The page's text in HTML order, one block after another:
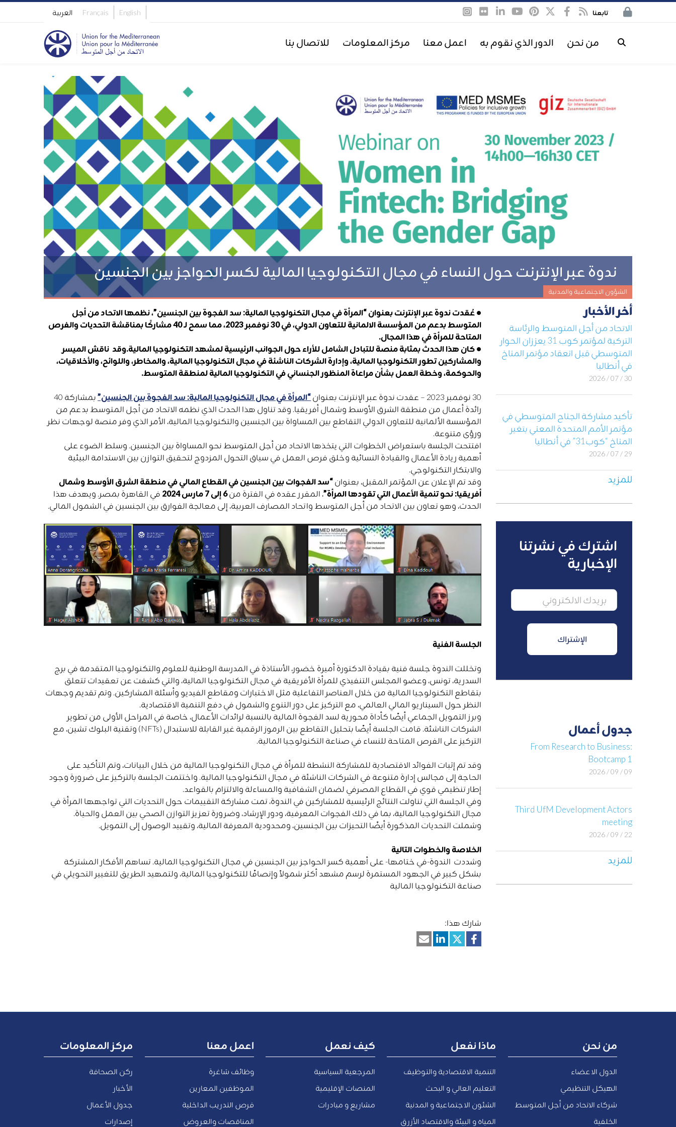
English
Français العربية تابعنا
من نحن الدور الذي نقوم به اعمل معنا مركز المعلومات للاتصال بنا
ندوة عبر الإنترنت حول النساء في مجال التكنولوجيا المالية لكسر الحواجز بين الجنسين
الشؤون الاجتماعية والمدنية
• عُقدت ندوة عبر الإنترنت بعنوان “المرأة في مجال التكنولوجيا المالية: سد الفجوة بين الجنسين”، نظمها الاتحاد من أجل
المتوسط ​​بدعم من المؤسسة الالمانية للتعاون الدولي، في 30 نوفمبر 2023، مما سمح لـ 40 مشاركًا بمناقشة التحديات والفرص
المتاحة للمرأة في هذا المجال.
• كان هذا الحدث بمثابة منصة للتبادل الشامل للأراء حول الجوانب الرئيسية لمشهد التكنولوجيا المالية.وقد ناقش الميسر
والمشاركين تطور التكنولوجيا المالية، وإدارة الشركات الناشئة في مجال التكنولوجيا المالية، والمخاطر، واللوائح، والأخلاقيات،
والحوكمة، وخطة العمل بشأن مراعاة المنظور الجنساني في التكنولوجيا المالية لمنطقة المتوسط.
30 نوفمبر 2023 – عقدت ندوة عبر الإنترنت بعنوان “المرأة في مجال التكنولوجيا المالية: سد الفجوة بين الجنسين”
بمشاركة 40
رائدة أعمال من منطقة الشرق الأوسط وشمال أفريقيا. وقد تناول هذا الحدث الذي نظمه الاتحاد من أجل المتوسط ​​بدعم من
المؤسسة الألمانية للتعاون الدولي التقاطع بين المساواة بين الجنسين والتكنولوجيا المالية، الأمر الذي وفر منصة لوجهات نظر
ورؤى متنوعة.
افتتحت الجلسة باستعراض الخطوات التي يتخذها الاتحاد من أجل المتوسط ​​نحو المساواة بين الجنسين. وسلط الضوء على
أهمية ريادة الأعمال والقيادة النسائية وخلق فرص العمل في سياق التحول المزدوج لتحقيق التوازن بين الاستدامة البيئية
والابتكار التكنولوجي.
وقد تم الإعلان عن المؤتمر المقبل، بعنوان “سد الفجوات بين الجنسين في القطاع المالي في منطقة الشرق الأوسط وشمال
أفريقيا: نحو تنمية الأعمال التي تقودها المرأة”، المقرر عقده في الفترة من6 إلى 7 مارس 2024
في القاهرة بمصر. ويهدف هذا
الحدث، وهو تعاون بين الاتحاد من أجل المتوسط ​​واتحاد المصارف العربية، إلى معالجة الفوارق بين الجنسين في الشمول المالي.
الجلسة الفنية
وتخللت الندوة جلسة فنية بقيادة الدكتورة أميرة خضور، الأستاذة في المدرسة الوطنية للعلوم والتكنولوجيا المتقدمة في برج
السدرية، تونس، وعضو المجلس التنفيذي للمرأة الأفريقية في مجال التكنولوجيا المالية، والتي كشفت عن تعقيدات تتعلق
بتقاطع التكنولوجيا المالية من خلال العناصر التفاعلية مثل الاختبارات ومقاطع الفيديو وأسئلة المشاركين. وتم تقديم وجهات
النظر حول السيناريو المالي العالمي، مع التركيز على دور التنوع والشمول في دفع التنمية الاقتصادية.
وبرز التمويل الجماعي أيضًا كأداة محورية لسد الفجوة المالية بالنسبة لرائدات الأعمال، خاصة في المراحل الأولى من تطوير
الشركات الناشئة. قامت الجلسة أيضًا بتحليل التقاطع بين الرموز الرقمية غير القابلة للاستبدال (NFTs) وتقنية البلوك تشين، مع
التركيز على الفرص المتاحة للنساء في صناعة التكنولوجيا المالية.
وقد تم إثبات الفوائد الاقتصادية للمشاركة النشطة للمرأة في مجال التكنولوجيا المالية من خلال البيانات، وتم التأكيد على
الحاجة إلى مجالس إدارة متنوعة في الشركات الناشئة في مجال التكنولوجيا المالية. واختتمت الجلسة بالتركيز على ضرورة وجود
إطار تنظيمي قوي في القطاع المصرفي لضمان الشفافية والمساءلة والالتزام بالقواعد.
وفي الجلسة التي تناولت النتائج الرئيسية للمشاركين في الندوة، تمت مشاركة التقييمات حول التحديات التي تواجهها المرأة في
مجال التكنولوجيا المالية، بما في ذلك الفجوات المعرفية، ودور الإرشاد، وضرورة تعزيز التوازن الصحي بين العمل والحياة.
وشملت التحديات المذكورة أيضًا التحيزات بين الجنسين، ومحدودية المعرفة المالية، وتقييد الوصول إلى التمويل.
الخلاصة والخطوات التالية
وشددت الندوة-في ختامها- على أهمية كسر الحواجز بين الجنسين في مجال التكنولوجيا المالية. تساهم الأفكار المشتركة
بشكل كبير في الجهود المستمرة لرسم مشهد أكثر شمولاً وإنصافًا للتكنولوجيا المالية، ولتمهيد الطريق للتغيير التحويلي في
صناعة التكنولوجيا المالية
شارك هذا:
أخر الأخبار
الاتحاد من أجل المتوسط والرئاسة
التركية لمؤتمر كوب 31 يعززان الحوار
المتوسطي قبل انعقاد مؤتمر المناخ
في أنطاليا
30 / 07 / 2026
تأكيد مشاركة الجناح المتوسطي في
مؤتمر الأمم المتحدة المعني بتغير
المناخ “كوب31” في أنطاليا
29 / 07 / 2026
للمزيد
اشترك في نشرتنا
الإخبارية
جدول أعمال
From Research to Business:
Bootcamp 1
09 / 09 / 2026
Third UfM Development Actors
meeting
22 / 09 / 2026
للمزيد
مركز المعلومات
ركن الصحافة
الأخبار
جدول الأعمال
إصدارات
اعمل معنا
وظائف شاغرة
الموظفين المعارين
فرص التدريب الداخلية
المناقصات والعروض
كيف نعمل
المرجعية السياسية
المنصات الإقليمية
مشاريع و مبادرات
ماذا نفعل
التنمية الاقتصادية والتوظيف
التعليم العالي و البحث
الشئون الاجتماعية و المدنية
المياه و البيئة والاقتصاد الأزرق
من نحن
الدول الاعضاء
الهيكل التنظيمي
شركاء الاتحاد من أجل المتوسط
الخلفية